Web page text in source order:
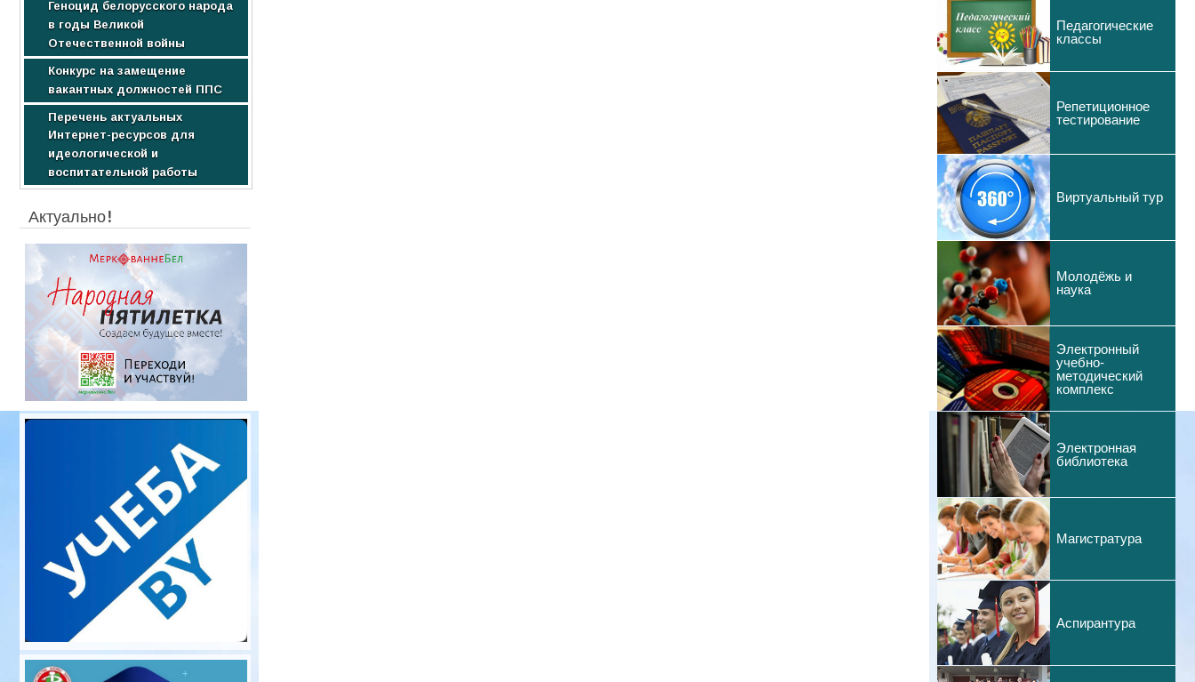
Научные издания
Студентам
Образовательные услуги
Стоимость обучения
Геноцид белорусского народа
в годы Великой
Отечественной войны
Конкурс на замещение
вакантных должностей ППС
Перечень актуальных
Интернет-ресурсов для
идеологической и
воспитательной работы
Актуально!
Педагогические
классы
Репетиционное
тестирование
Виртуальный тур
Молодёжь и
наука
Электронный
учебно-
методический
комплекс
Электронная
библиотека
Магистратура
Аспирантура